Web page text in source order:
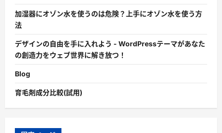
加湿器にオゾン水を使うのは危険？上手にオゾン水を使う方
法
デザインの自由を手に入れよう - WordPressテーマがあなた
の創造力をウェブ世界に解き放つ！
Blog
育毛剤成分比較(試用)